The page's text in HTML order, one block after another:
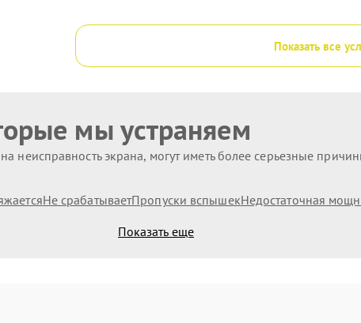
Показать все
мы устраняем
неисправность экрана, могут иметь более серьезные
Не срабатываетПропуски вспышекНедостаточная
Показать еще